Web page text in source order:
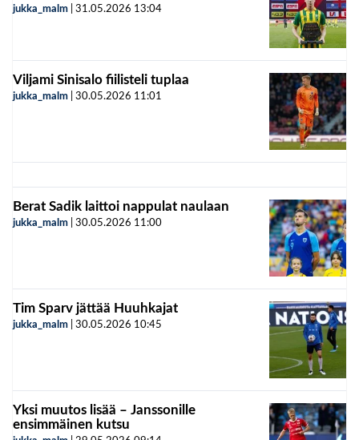
jukka_malm 31.05.2026 13:04
Viljami Sinisalo fiilisteli tuplaa
jukka_malm 30.05.2026 11:01
Berat Sadik laittoi nappulat naulaan
jukka_malm 30.05.2026 11:00
Tim Sparv jättää Huuhkajat
jukka_malm 30.05.2026 10:45
Yksi muutos lisää – Janssonille
ensimmäinen kutsu